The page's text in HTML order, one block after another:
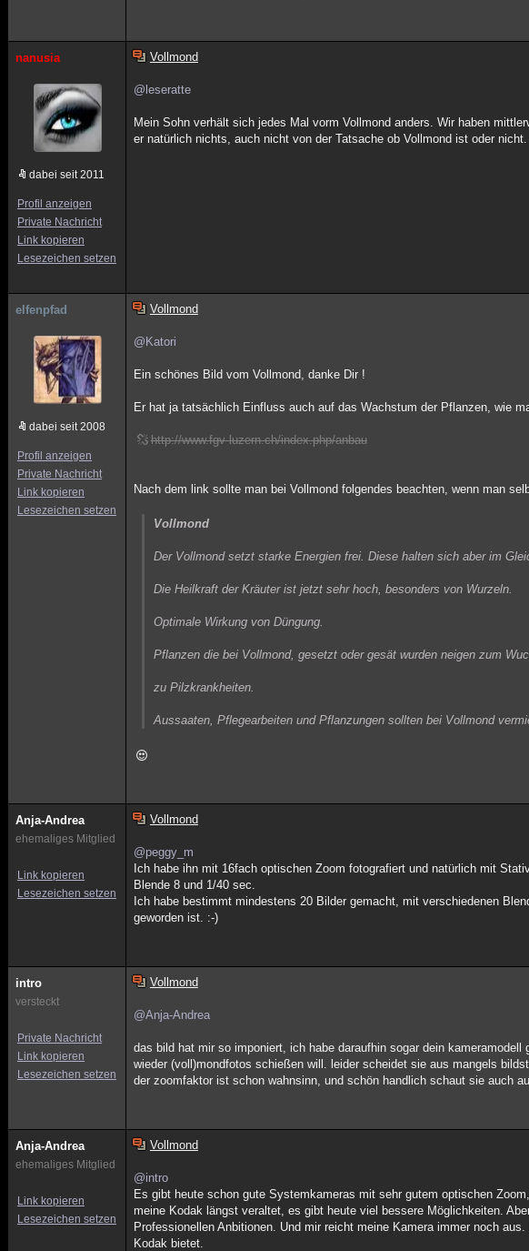
nanusia
dabei seit 2011
Profil anzeigen
Private Nachricht
Link kopieren
Lesezeichen setzen
Vollmond
@leseratte
Mein Sohn verhält sich jedes Mal vorm Vollmond anders. Wir haben
er natürlich nichts, auch nicht von der Tatsache ob Vollmond ist oder nicht.
elfenpfad
dabei seit 2008
Profil anzeigen
Private Nachricht
Link kopieren
Lesezeichen setzen
Vollmond
@Katori
Ein schönes Bild vom Vollmond, danke Dir !
Er hat ja tatsächlich Einfluss auch auf das Wachstum der Pflanzen, wie
http://www.fgv-luzern.ch/index.php/anbau
Nach dem link sollte man bei Vollmond folgendes beachten, wenn man
Vollmond
Der Vollmond setzt starke Energien frei. Diese halten sich aber im
Die Heilkraft der Kräuter ist jetzt sehr hoch, besonders von Wurzeln.
Optimale Wirkung von Düngung.
Pflanzen die bei Vollmond, gesetzt oder gesät wurden neigen zum
zu Pilzkrankheiten.
Aussaaten, Pflegearbeiten und Pflanzungen sollten bei Vollmond
Anja-Andrea
ehemaliges Mitglied
Link kopieren
Lesezeichen setzen
Vollmond
@peggy_m
Ich habe ihn mit 16fach optischen Zoom fotografiert und natürlich mit
Blende 8 und 1/40 sec.
Ich habe bestimmt mindestens 20 Bilder gemacht, mit verschiedenen
geworden ist. :-)
intro
versteckt
Private Nachricht
Link kopieren
Lesezeichen setzen
Vollmond
@Anja-Andrea
das bild hat mir so imponiert, ich habe daraufhin sogar dein
wieder (voll)mondfotos schießen will. leider scheidet sie aus mangels
der zoomfaktor ist schon wahnsinn, und schön handlich schaut sie auch
Anja-Andrea
ehemaliges Mitglied
Link kopieren
Lesezeichen setzen
Vollmond
@intro
Es gibt heute schon gute Systemkameras mit sehr gutem optischen
meine Kodak längst veraltet, es gibt heute viel bessere Möglichkeiten.
Professionellen Anbitionen. Und mir reicht meine Kamera immer noch
Kodak bietet.